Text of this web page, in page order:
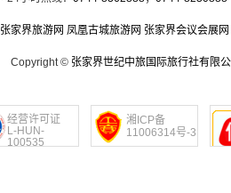
张家界旅游网 凤凰古城旅游网 张家界会议会展网
Copyright © 张家界世纪中旅国际旅行社有限
经营许可证
L-HUN-
100535
湘ICP备
11006314号-3